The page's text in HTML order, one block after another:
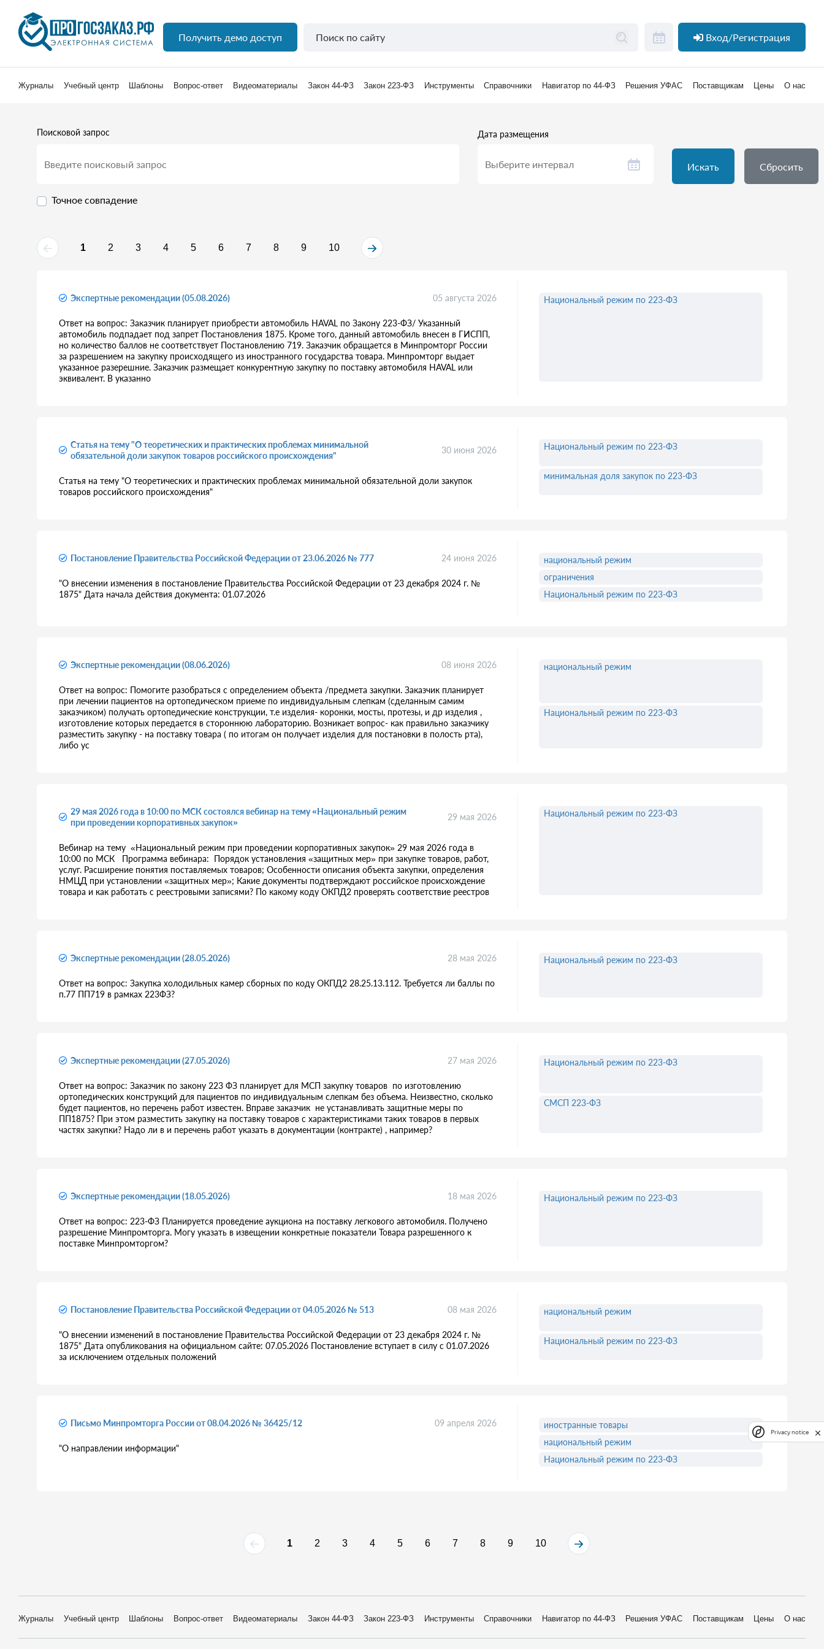
Получить демо доступ Вход/Регистрация
Журналы Учебный центр Шаблоны Вопрос-ответ Видеоматериалы Закон 44-ФЗ Закон 223-ФЗ Инструменты Справочники Навигатор по 44-ФЗ Решения УФАС Поставщикам Цены О нас
Поисковой запрос
Точное совпадение
Дата размещения
Искать Сбросить
1 2 3 4 5 6 7 8 9 10
Экспертные рекомендации (05.08.2026) 05 августа 2026
Ответ на вопрос: Заказчик планирует приобрести автомобиль HAVAL по Закону 223-ФЗ/ Указанный
автомобиль подпадает под запрет Постановления 1875. Кроме того, данный автомобиль внесен в ГИСПП,
но количество баллов не соответствует Постановлению 719. Заказчик обращается в Минпромторг России
за разрешением на закупку происходящего из иностранного государства товара. Минпромторг выдает
указанное разерешние. Заказчик размещает конкурентную закупку по поставку автомобиля HAVAL или
эквивалент. В указанно
Национальный режим по 223-ФЗ
Статья на тему "О теоретических и практических проблемах минимальной
обязательной доли закупок товаров российского происхождения"
30 июня 2026
Статья на тему "О теоретических и практических проблемах минимальной обязательной доли закупок
товаров российского происхождения"
Национальный режим по 223-ФЗ
минимальная доля закупок по 223-ФЗ
Постановление Правительства Российской Федерации от 23.06.2026 № 777 24 июня 2026
"О внесении изменения в постановление Правительства Российской Федерации от 23 декабря 2024 г. №
1875" Дата начала действия документа: 01.07.2026
национальный режим
ограничения
Национальный режим по 223-ФЗ
Экспертные рекомендации (08.06.2026) 08 июня 2026
Ответ на вопрос: Помогите разобраться с определением объекта /предмета закупки. Заказчик планирует
при лечении пациентов на ортопедическом приеме по индивидуальным слепкам (сделанным самим
заказчиком) получать ортопедические конструкции, т.е изделия- коронки, мосты, протезы, и др изделия ,
изготовление которых передается в стороннюю лабораторию. Возникает вопрос- как правильно заказчику
разместить закупку - на поставку товара ( по итогам он получает изделия для постановки в полость рта),
либо ус
национальный режим
Национальный режим по 223-ФЗ
29 мая 2026 года в 10:00 по МСК состоялся вебинар на тему «Национальный режим
при проведении корпоративных закупок»
29 мая 2026
Вебинар на тему «Национальный режим при проведении корпоративных закупок» 29 мая 2026 года в
10:00 по МСК Программа вебинара: Порядок установления «защитных мер» при закупке товаров, работ,
услуг. Расширение понятия поставляемых товаров; Особенности описания объекта закупки, определения
НМЦД при установлении «защитных мер»; Какие документы подтверждают российское происхождение
товара и как работать с реестровыми записями? По какому коду ОКПД2 проверять соответствие реестров
Национальный режим по 223-ФЗ
Экспертные рекомендации (28.05.2026) 28 мая 2026
Ответ на вопрос: Закупка холодильных камер сборных по коду ОКПД2 28.25.13.112. Требуется ли баллы по
п.77 ПП719 в рамках 223ФЗ?
Национальный режим по 223-ФЗ
Экспертные рекомендации (27.05.2026) 27 мая 2026
Ответ на вопрос: Заказчик по закону 223 ФЗ планирует для МСП закупку товаров по изготовлению
ортопедических конструкций для пациентов по индивидуальным слепкам без объема. Неизвестно, сколько
будет пациентов, но перечень работ известен. Вправе заказчик не устанавливать защитные меры по
ПП1875? При этом разместить закупку на поставку товаров с характеристиками таких товаров в первых
частях закупки? Надо ли в и перечень работ указать в документации (контракте) , например?
Национальный режим по 223-ФЗ
СМСП 223-ФЗ
Экспертные рекомендации (18.05.2026) 18 мая 2026
Ответ на вопрос: 223-ФЗ Планируется проведение аукциона на поставку легкового автомобиля. Получено
разрешение Минпромторга. Могу указать в извещении конкретные показатели Товара разрешенного к
поставке Минпромторгом?
Национальный режим по 223-ФЗ
Постановление Правительства Российской Федерации от 04.05.2026 № 513 08 мая 2026
"О внесении изменений в постановление Правительства Российской Федерации от 23 декабря 2024 г. №
1875" Дата опубликования на официальном сайте: 07.05.2026 Постановление вступает в силу с 01.07.2026
за исключением отдельных положений
национальный режим
Национальный режим по 223-ФЗ
Письмо Минпромторга России от 08.04.2026 № 36425/12 09 апреля 2026
"О направлении информации"
иностранные товары
национальный режим
Национальный режим по 223-ФЗ
1 2 3 4 5 6 7 8 9 10
Журналы Учебный центр Шаблоны Вопрос-ответ Видеоматериалы Закон 44-ФЗ Закон 223-ФЗ Инструменты Справочники Навигатор по 44-ФЗ Решения УФАС Поставщикам Цены О нас
Privacy notice